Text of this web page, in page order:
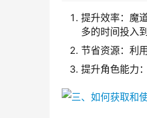
提升效率：魔
多的时间投入
节省资源：利
提升角色能力